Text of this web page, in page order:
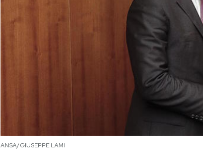
ANSA/GIUSEPPE LAMI